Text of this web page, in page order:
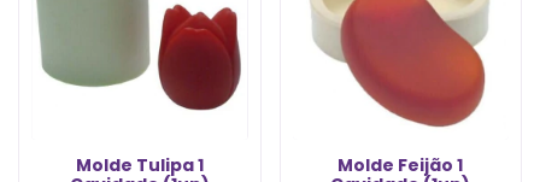
Molde Tulipa 1
Molde Feijão 1